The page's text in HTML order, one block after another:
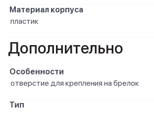
Материал корпуса
пластик
Дополнительно
Особенности
отверстие для крепления на брелок
Тип